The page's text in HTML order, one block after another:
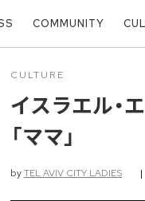
COMMUNITY
CULTURE
イスラエル・
「ママ」
byTEL AVIV CITY LADIES |